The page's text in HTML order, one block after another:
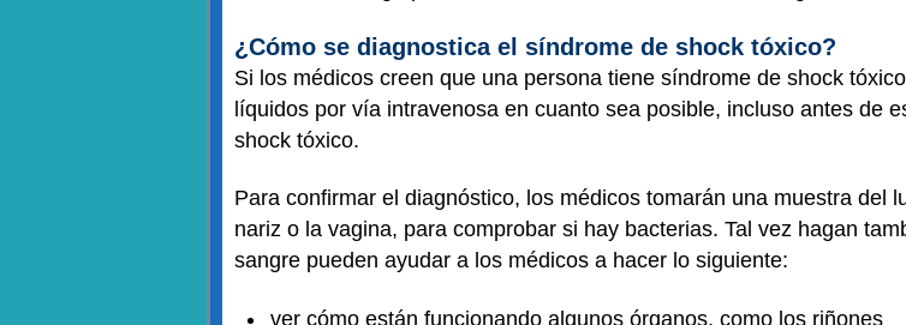
¿Cómo se diagnostica el síndrome de shock tóxico?
Si los médicos creen que una persona tiene síndrome de shock
líquidos por vía intravenosa en cuanto sea posible, incluso antes de
shock tóxico.
Para confirmar el diagnóstico, los médicos tomarán una muestra del
nariz o la vagina, para comprobar si hay bacterias. Tal vez hagan
sangre pueden ayudar a los médicos a hacer lo siguiente:
ver cómo están funcionando algunos órganos, como los riñones